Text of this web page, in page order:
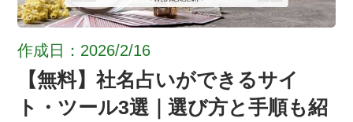
作成日：2026/2/16
【無料】社名占いができるサイ
ト・ツール3選｜選び方と手順も紹